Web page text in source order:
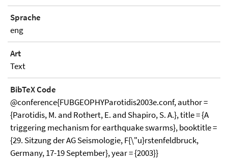
Sprache
eng
Art
Text
BibTeX Code
@conference{FUBGEOPHYParotidis2003e.conf, author =
{Parotidis, M. and Rothert, E. and Shapiro, S. A.}, title = {A
triggering mechanism for earthquake swarms}, booktitle =
{29. Sitzung der AG Seismologie, F{\"u}rstenfeldbruck,
Germany, 17-19 September}, year = {2003}}